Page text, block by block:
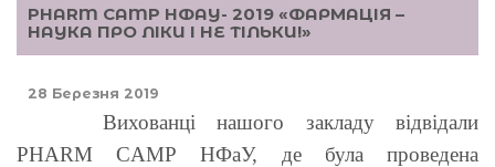
PHARM CAMP НФАУ- 2019 «ФАРМАЦІЯ –
НАУКА ПРО ЛІКИ І НЕ ТІЛЬКИ!»
28 Березня 2019
Вихованці нашого закладу відвідали
PHARM CAMP НФаУ, де була проведена